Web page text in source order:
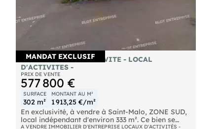
MANDAT EXCLUSIF
A VENDRE EN EXCLUSIVITE - LOCAL
D'ACTIVITES -
PRIX DE VENTE
577 800 €
SURFACE
302 m²
MONTANT AU M²
1 913,25 €/m²
En exclusivité, à vendre à Saint-Malo, ZONE SUD,
local indépendant d'environ 333 m². Ce bien se
A VENDRE IMMOBILIER D'ENTREPRISE LOCAUX D'ACTIVITÉS -